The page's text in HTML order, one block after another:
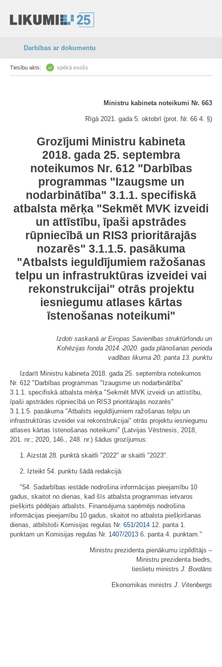
Darbības ar dokumentu
Tiesību akts: spēkā esošs
Ministru kabineta noteikumi Nr. 663
Rīgā 2021. gada 5. oktobrī (prot. Nr. 66 4. §)
Grozījumi Ministru kabineta
2018. gada 25. septembra
noteikumos Nr. 612 "Darbības
programmas "Izaugsme un
nodarbinātība" 3.1.1. specifiskā
atbalsta mērķa "Sekmēt MVK izveidi
un attīstību, īpaši apstrādes
rūpniecībā un RIS3 prioritārajās
nozarēs" 3.1.1.5. pasākuma
"Atbalsts ieguldījumiem ražošanas
telpu un infrastruktūras izveidei vai
rekonstrukcijai" otrās projektu
iesniegumu atlases kārtas
īstenošanas noteikumi"
Izdoti saskaņā ar Eiropas Savienības struktūrfondu un
Kohēzijas fonda 2014.-2020. gada plānošanas perioda
vadības likuma 20. panta 13. punktu
Izdarīt Ministru kabineta 2018. gada 25. septembra noteikumos
Nr. 612 "Darbības programmas "Izaugsme un nodarbinātība"
3.1.1. specifiskā atbalsta mērķa "Sekmēt MVK izveidi un attīstību,
īpaši apstrādes rūpniecībā un RIS3 prioritārajās nozarēs"
3.1.1.5. pasākuma "Atbalsts ieguldījumiem ražošanas telpu un
infrastruktūras izveidei vai rekonstrukcijai" otrās projektu iesniegumu
atlases kārtas īstenošanas noteikumi" (Latvijas Vēstnesis, 2018,
201. nr.; 2020, 146., 248. nr.) šādus grozījumus:
1. Aizstāt 28. punktā skaitli "2022" ar skaitli "2023".
2. Izteikt 54. punktu šādā redakcijā:
"54. Sadarbības iestāde nodrošina informācijas pieejamību 10
gadus, skaitot no dienas, kad šīs atbalsta programmas ietvaros
piešķirts pēdējais atbalsts. Finansējuma saņēmējs nodrošina
informācijas pieejamību 10 gadus, skaitot no atbalsta piešķiršanas
dienas, atbilstoši Komisijas regulas Nr. 651/2014 12. panta 1.
punktam un Komisijas regulas Nr. 1407/2013 6. panta 4. punktam."
Ministru prezidenta pienākumu izpildītājs ‒
Ministru prezidenta biedrs,
tieslietu ministrs J. Bordāns
Ekonomikas ministrs J. Vitenbergs